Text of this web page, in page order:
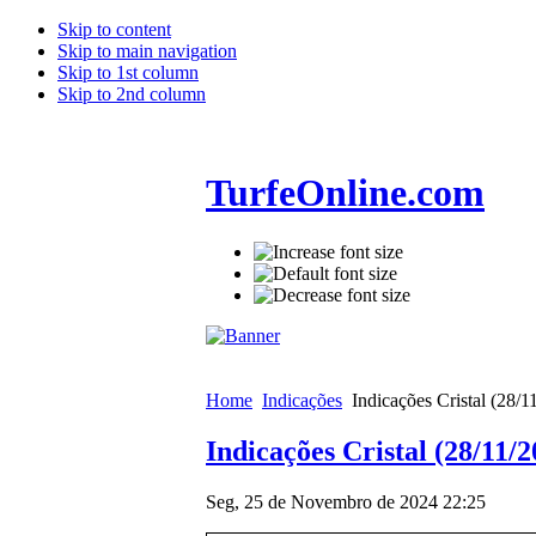
Skip to content
Skip to main navigation
Skip to 1st column
Skip to 2nd column
TurfeOnline.com
Home Indicações Indicações Cristal (28/
Indicações Cristal (28/11/
Seg, 25 de Novembro de 2024 22:25